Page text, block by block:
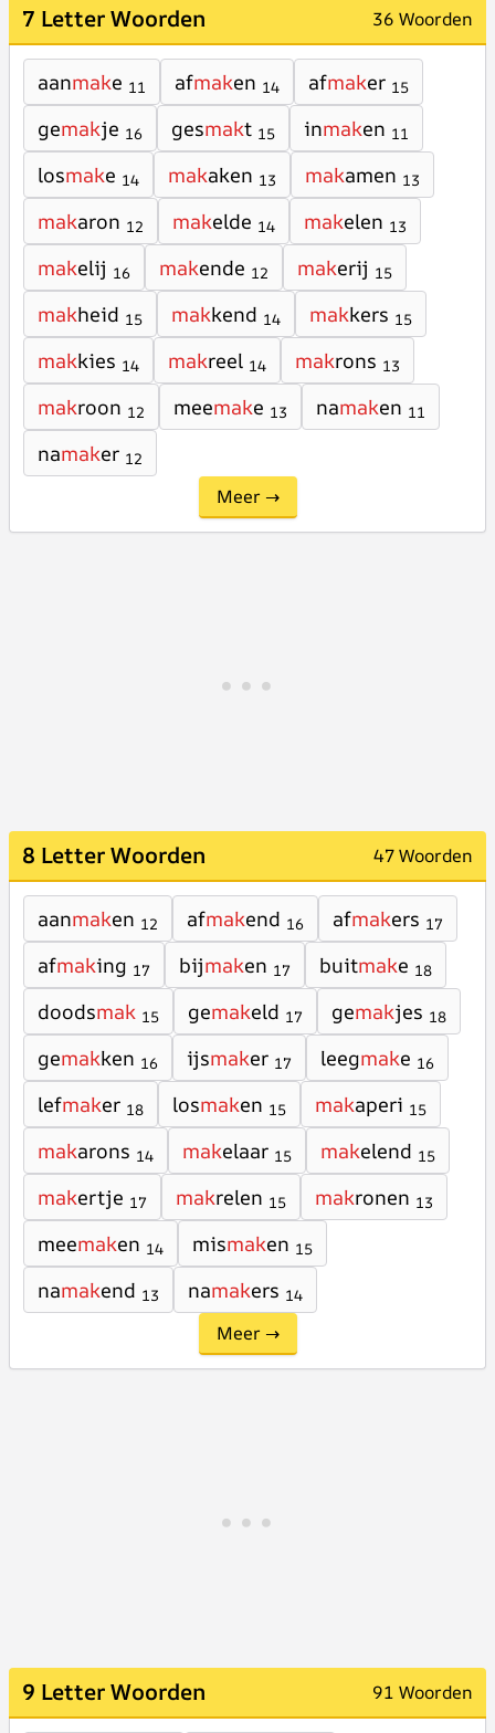
7 Letter Woorden 36 Woorden
aanmake 11 afmaken 14 afmaker 15
gemakje 16 gesmakt 15 inmaken 11
losmake 14 makaken 13 makamen 13
makaron 12 makelde 14 makelen 13
makelij 16 makende 12 makerij 15
makheid 15 makkend 14 makkers 15
makkies 14 makreel 14 makrons 13
makroon 12 meemake 13 namaken 11
namaker 12
Meer →
8 Letter Woorden 47 Woorden
aanmaken 12 afmakend 16 afmakers 17
afmaking 17 bijmaken 17 buitmake 18
doodsmak 15 gemakeld 17 gemakjes 18
gemakken 16 ijsmaker 17 leegmake 16
lefmaker 18 losmaken 15 makaperi 15
makarons 14 makelaar 15 makelend 15
makertje 17 makrelen 15 makronen 13
meemaken 14 mismaken 15
namakend 13 namakers 14
Meer →
9 Letter Woorden 91 Woorden